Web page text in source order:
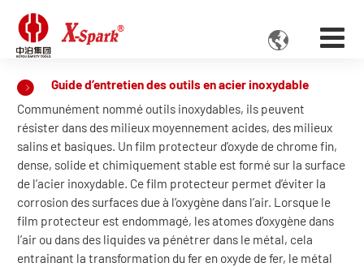

Guide d’entretien des outils en acier inoxydable
Communément nommé outils inoxydables, ils peuvent
résister dans des milieux moyennement acides, des milieux
salins et basiques. Un film protecteur d’oxyde de chrome fin,
dense, solide et chimiquement stable est formé sur la surface
de l’acier inoxydable. Ce film protecteur permet d’éviter la
corrosion des surfaces due à l’oxygène dans l’air. Lorsque le
film protecteur est endommagé, les atomes d’oxygène dans
l’air ou dans des liquides va pénétrer dans le métal, cela
entrainant la transformation du fer en oxyde de fer, le métal